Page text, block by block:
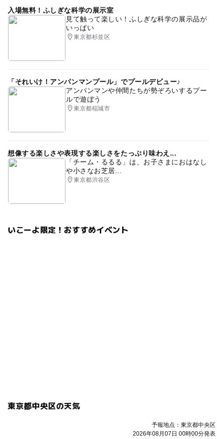
す。
・撮影会、子育て費用相談会のどちらか一方のみの参加を
ご希望の方はご参加いただけません。
れ別々にお申し込みのうえ、備考欄に一緒に参加希望の方
・同業者の営業的な情報収集を目的とされた方はご参加い
ただけません。
・イベントの内容／時間は、予告なく変更する場合がござ
・イベント中において発生した一切の事故や怪我・病気な
どの責任を負いかねますことをあらかじめご了承下さい。
・撮影時間に遅刻した場合、サービスの一部が受けられな
くなる可能性がございます。
ります。
合がございます。
入場無料！ふしぎな科学の展示室
見て触って楽しい！ふしぎな科学の展示品が
いっぱい
東京都杉並区
「それいけ！アンパンマンプール」でプールデビュー♪
アンパンマンや仲間たちが勢ぞろいするプー
ルで遊ぼう
東京都稲城市
想像する楽しさや表現する楽しさをたっぷり味わえ...
「チーム・るるる」は、お子さまにおはなし
や小さなお芝居...
東京都渋谷区
いこーよ限定！おすすめイベント
東京都中央区の天気
予報地点：東京都中央区
2026年08月07日 00時00分発表